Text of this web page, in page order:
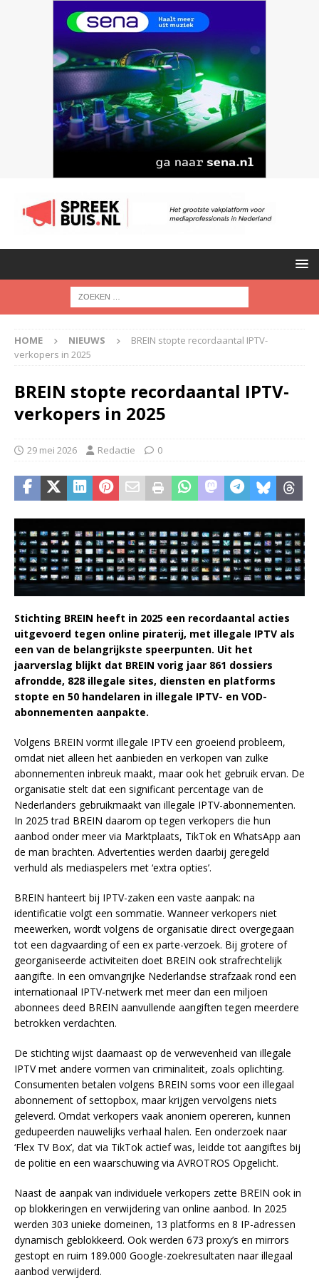
HOME NIEUWS
BREIN stopte recordaantal IPTV-
verkopers in 2025
BREIN stopte recordaantal IPTV-
verkopers in 2025
29 mei 2026 Redactie 0
Stichting BREIN heeft in 2025 een recordaantal acties
uitgevoerd tegen online piraterij, met illegale IPTV als
een van de belangrijkste speerpunten. Uit het
jaarverslag blijkt dat BREIN vorig jaar 861 dossiers
afrondde, 828 illegale sites, diensten en platforms
stopte en 50 handelaren in illegale IPTV- en VOD-
abonnementen aanpakte.
Volgens BREIN vormt illegale IPTV een groeiend probleem,
omdat niet alleen het aanbieden en verkopen van zulke
abonnementen inbreuk maakt, maar ook het gebruik ervan. De
organisatie stelt dat een significant percentage van de
Nederlanders gebruikmaakt van illegale IPTV-abonnementen.
In 2025 trad BREIN daarom op tegen verkopers die hun
aanbod onder meer via Marktplaats, TikTok en WhatsApp aan
de man brachten. Advertenties werden daarbij geregeld
verhuld als mediaspelers met ‘extra opties’.
BREIN hanteert bij IPTV-zaken een vaste aanpak: na
identificatie volgt een sommatie. Wanneer verkopers niet
meewerken, wordt volgens de organisatie direct overgegaan
tot een dagvaarding of een ex parte-verzoek. Bij grotere of
georganiseerde activiteiten doet BREIN ook strafrechtelijk
aangifte. In een omvangrijke Nederlandse strafzaak rond een
internationaal IPTV-netwerk met meer dan een miljoen
abonnees deed BREIN aanvullende aangiften tegen meerdere
betrokken verdachten.
De stichting wijst daarnaast op de verwevenheid van illegale
IPTV met andere vormen van criminaliteit, zoals oplichting.
Consumenten betalen volgens BREIN soms voor een illegaal
abonnement of settopbox, maar krijgen vervolgens niets
geleverd. Omdat verkopers vaak anoniem opereren, kunnen
gedupeerden nauwelijks verhaal halen. Een onderzoek naar
‘Flex TV Box’, dat via TikTok actief was, leidde tot aangiftes bij
de politie en een waarschuwing via AVROTROS Opgelicht.
Naast de aanpak van individuele verkopers zette BREIN ook in
op blokkeringen en verwijdering van online aanbod. In 2025
werden 303 unieke domeinen, 13 platforms en 8 IP-adressen
dynamisch geblokkeerd. Ook werden 673 proxy’s en mirrors
gestopt en ruim 189.000 Google-zoekresultaten naar illegaal
aanbod verwijderd.